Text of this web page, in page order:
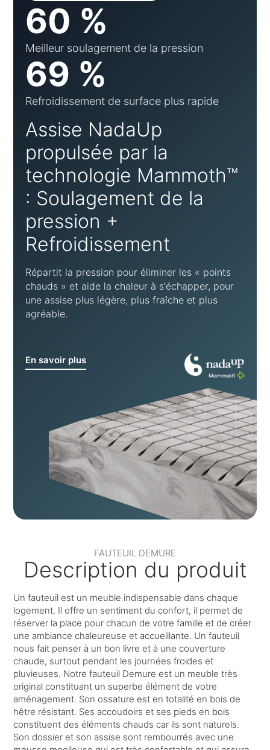
60 %
Meilleur soulagement de la pression
69 %
Refroidissement de surface plus rapide
Assise NadaUp
propulsée par la
technologie Mammoth™
: Soulagement de la
pression +
Refroidissement
Répartit la pression pour éliminer les « points
chauds » et aide la chaleur à s'échapper, pour
une assise plus légère, plus fraîche et plus
agréable.
En savoir plus
FAUTEUIL DEMURE
Description du produit
Un fauteuil est un meuble indispensable dans chaque
logement. Il offre un sentiment du confort, il permet de
réserver la place pour chacun de votre famille et de créer
une ambiance chaleureuse et accueillante. Un fauteuil
nous fait penser à un bon livre et à une couverture
chaude, surtout pendant les journées froides et
pluvieuses. Notre fauteuil Demure est un meuble très
original constituant un superbe élément de votre
aménagement. Son ossature est en totalité en bois de
hêtre résistant. Ses accoudoirs et ses pieds en bois
constituent des éléments chauds car ils sont naturels.
Son dossier et son assise sont rembourrés avec une